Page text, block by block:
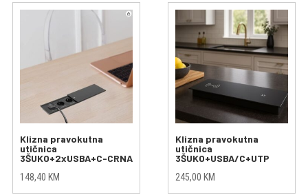
Klizna pravokutna
utičnica
3ŠUKO+2xUSBA+C-CRNA
148,40 KM
Klizna pravokutna
utičnica
3ŠUKO+USBA/C+UTP
245,00 KM